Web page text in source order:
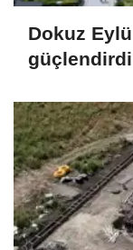
Dokuz
güçlendirdi